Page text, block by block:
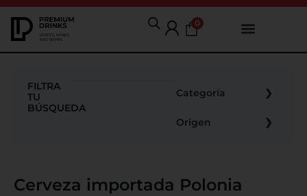
0
FILTRA
TU
BÚSQUEDA
Categoría
Origen
Cerveza importada Polonia